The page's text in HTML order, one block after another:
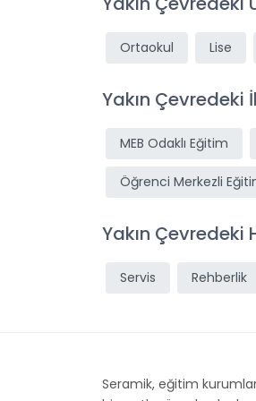
Ortaokul Lise
Yakın Çevredeki
MEB Odaklı Eğitim
Öğrenci Merkezli
Yakın Çevredeki
Servis Rehberlik
Seramik, eğitim